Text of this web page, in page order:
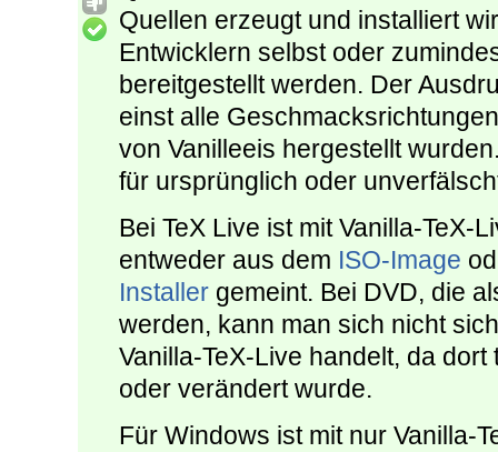
Quellen erzeugt und installiert
Entwicklern selbst oder
bereitgestellt werden. Der
einst alle
von Vanilleeis hergestellt
für ursprünglich oder
Bei TeX Live ist mit Vanilla-TeX-
entweder aus dem ISO-Image
Installer gemeint. Bei DVD, die
werden, kann man sich nicht
Vanilla-TeX-Live handelt, da
oder verändert wurde.
Für Windows ist mit nur Vanilla-